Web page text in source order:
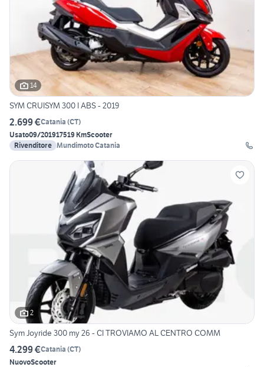
14
SYM CRUISYM 300 I ABS - 2019
2.699 €Catania (CT)
Usato09/201917519 KmScooter
Rivenditore Mundimoto Catania
2
Sym Joyride 300 my 26 - CI TROVIAMO AL CENTRO COMM
4.299 €Catania (CT)
NuovoScooter